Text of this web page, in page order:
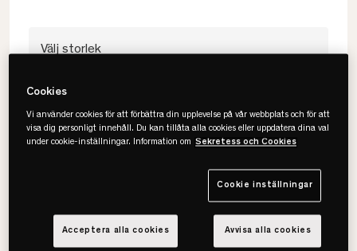
Välj storlek
Välj färg
Medium
Cookies
Vi använder cookies för att förbättra din upplevelse på vår webbplats och för att
visa dig personligt innehåll. Du kan tillåta alla cookies eller uppdatera dina val
under cookie-inställningar. Information om Sekretess och Cookies
Cookie inställningar
Avvisa alla cookies
Acceptera alla cookies